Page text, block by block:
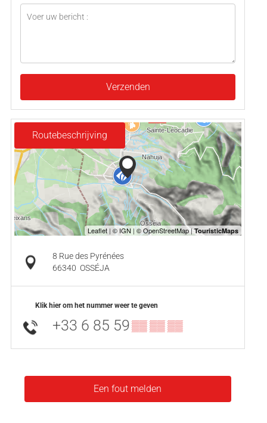
Verzenden
Routebeschrijving
8 Rue des Pyrénées
66340 OSSÉJA
Klik hier om het nummer weer te geven
+33 6 85 59▒▒ ▒▒ ▒▒
Een fout melden